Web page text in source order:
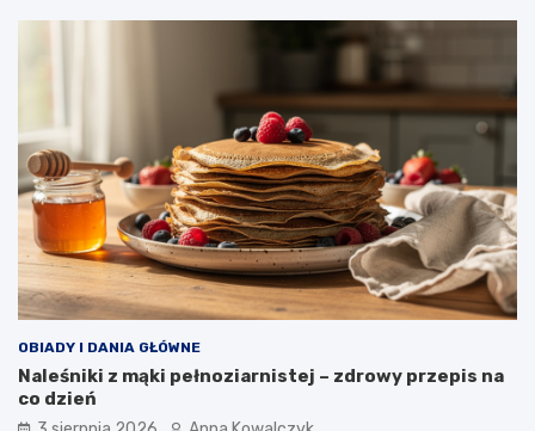
OBIADY I DANIA GŁÓWNE
Naleśniki z mąki pełnoziarnistej – zdrowy przepis na
co dzień